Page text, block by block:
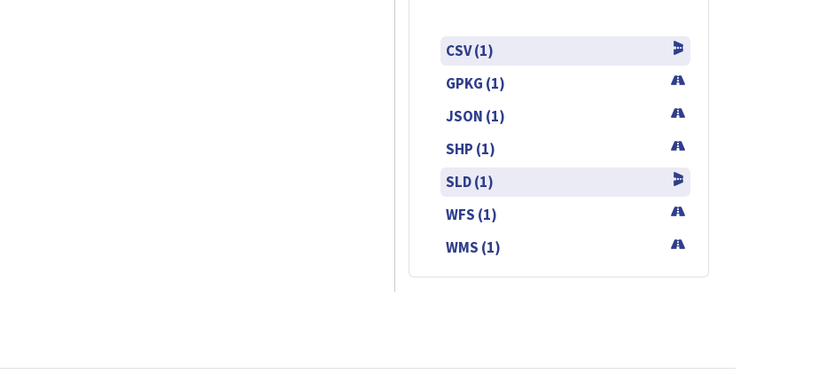
CSV (1)
GPKG (1)
JSON (1)
SHP (1)
SLD (1)
WFS (1)
WMS (1)